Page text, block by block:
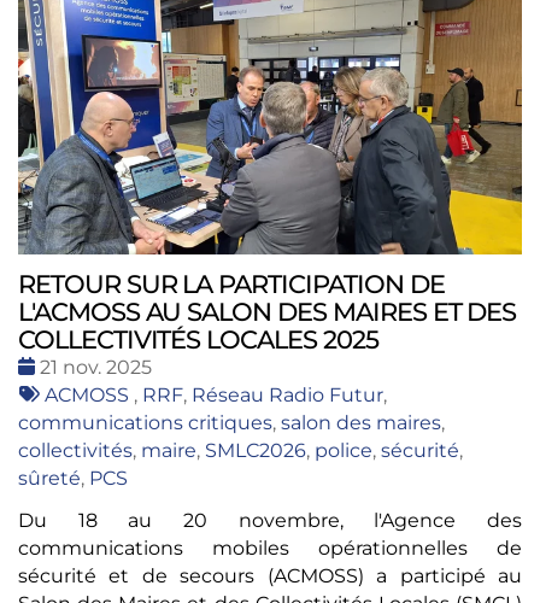
RETOUR SUR LA PARTICIPATION DE
L'ACMOSS AU SALON DES MAIRES ET DES
COLLECTIVITÉS LOCALES 2025
Date
:
21 nov. 2025
Tags
:
ACMOSS , RRF, Réseau Radio Futur,
communications critiques, salon des maires,
collectivités, maire, SMLC2026, police, sécurité,
sûreté, PCS
Du 18 au 20 novembre, l'Agence des
communications mobiles opérationnelles de
sécurité et de secours (ACMOSS) a participé au